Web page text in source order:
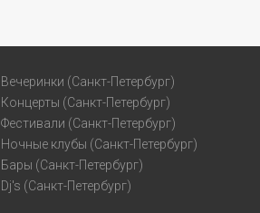
Вечеринки (Санкт-Петербург)
Концерты (Санкт-Петербург)
Фестивали (Санкт-Петербург)
Ночные клубы (Санкт-Петербург)
Бары (Санкт-Петербург)
Dj's (Санкт-Петербург)